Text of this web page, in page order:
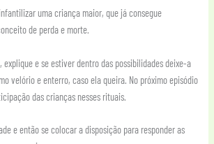
uma criança maior, que já consegue
de perda e morte.
explique e se estiver dentro das possibilidades deixe-a
velório e enterro, caso ela queira. No próximo episódio
das crianças nesses rituais.
e então se colocar a disposição para responder as